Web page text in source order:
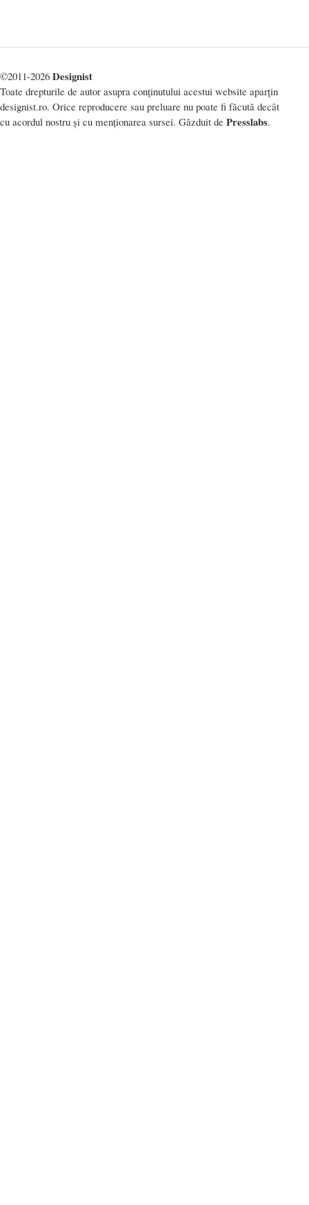
©2011-2026 Designist
Toate drepturile de autor asupra conținutului acestui website aparțin
designist.ro. Orice reproducere sau preluare nu poate fi făcută decât
cu acordul nostru și cu menționarea sursei. Găzduit de Presslabs.